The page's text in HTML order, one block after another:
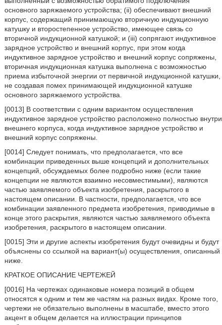
основного заряжаемого устройства; (ii) обеспечивают внешний
корпус, содержащий принимающую вторичную индукционную
катушку и второстепенное устройство, имеющее связь со
вторичной индукционной катушкой; и (iii) сопрягают индуктивное
зарядное устройство и внешний корпус, при этом когда
индуктивное зарядное устройство и внешний корпус сопряжены,
вторичная индукционная катушка выполнена с возможностью
приема избыточной энергии от первичной индукционной катушки,
не создавая помех принимающей индукционной катушке
основного заряжаемого устройства.
[0013] В соответствии с одним вариантом осуществления
индуктивное зарядное устройство расположено полностью внутри
внешнего корпуса, когда индуктивное зарядное устройство и
внешний корпус сопряжены.
[0014] Следует понимать, что предполагается, что все
комбинации приведенных выше концепций и дополнительных
концепций, обсуждаемых более подробно ниже (если такие
концепции не являются взаимно несовместимыми), являются
частью заявляемого объекта изобретения, раскрытого в
настоящем описании. В частности, предполагается, что все
комбинации заявленного предмета изобретения, приводимые в
конце этого раскрытия, являются частью заявляемого объекта
изобретения, раскрытого в настоящем описании.
[0015] Эти и другие аспекты изобретения будут очевидны и будут
объяснены со ссылкой на вариант(ы) осуществления, описанный
ниже.
КРАТКОЕ ОПИСАНИЕ ЧЕРТЕЖЕЙ
[0016] На чертежах одинаковые номера позиций в общем
относятся к одним и тем же частям на разных видах. Кроме того,
чертежи не обязательно выполнены в масштабе, вместо этого
акцент в общем делается на иллюстрации принципов